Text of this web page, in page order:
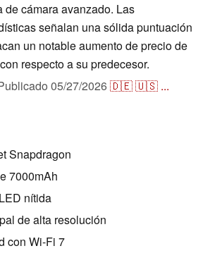
de cámara avanzado. Las
señalan una sólida puntuación
un notable aumento de precio de
respecto a su predecesor.
05/27/2026🇩🇪🇺🇸 ...
Snapdragon
7000mAh
nítida
de alta resolución
con Wi-Fi 7